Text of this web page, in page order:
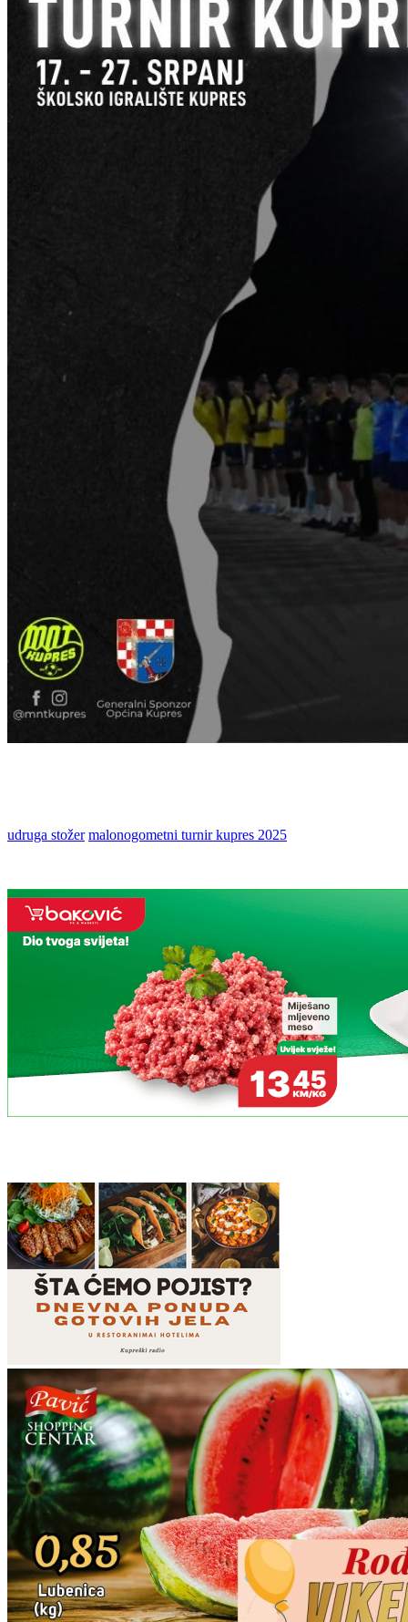
udruga stožer malonogometni turnir kupres 2025